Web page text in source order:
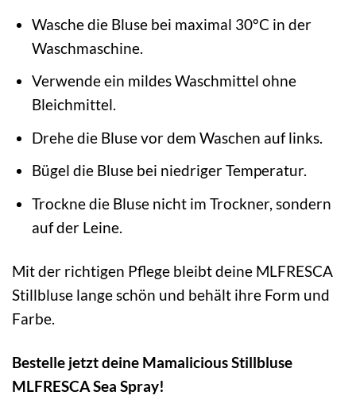
Wasche die Bluse bei maximal 30°C in der
Waschmaschine.
Verwende ein mildes Waschmittel ohne
Bleichmittel.
Drehe die Bluse vor dem Waschen auf links.
Bügel die Bluse bei niedriger Temperatur.
Trockne die Bluse nicht im Trockner, sondern
auf der Leine.
Mit der richtigen Pflege bleibt deine MLFRESCA
Stillbluse lange schön und behält ihre Form und
Farbe.
Bestelle jetzt deine Mamalicious Stillbluse
MLFRESCA Sea Spray!